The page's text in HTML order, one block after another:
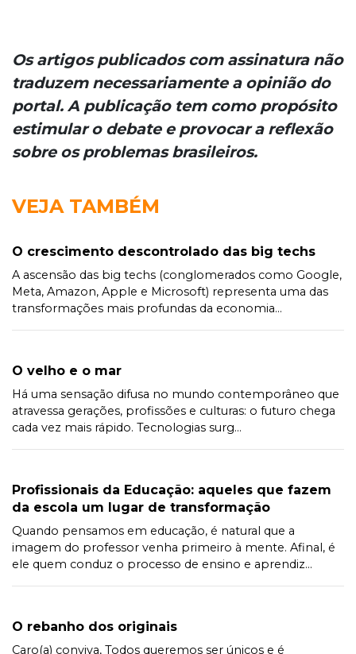
Os artigos publicados com assinatura não
traduzem necessariamente a opinião do
portal. A publicação tem como propósito
estimular o debate e provocar a reflexão
sobre os problemas brasileiros.
VEJA TAMBÉM
O crescimento descontrolado das big techs
A ascensão das big techs (conglomerados como Google,
Meta, Amazon, Apple e Microsoft) representa uma das
transformações mais profundas da economia...
O velho e o mar
Há uma sensação difusa no mundo contemporâneo que
atravessa gerações, profissões e culturas: o futuro chega
cada vez mais rápido. Tecnologias surg...
Profissionais da Educação: aqueles que fazem
da escola um lugar de transformação
Quando pensamos em educação, é natural que a
imagem do professor venha primeiro à mente. Afinal, é
ele quem conduz o processo de ensino e aprendiz...
O rebanho dos originais
Caro(a) conviva, Todos queremos ser únicos e é